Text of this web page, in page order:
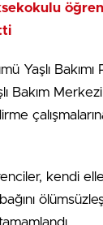
Yaşlı Bakımı
Bakım
kendi